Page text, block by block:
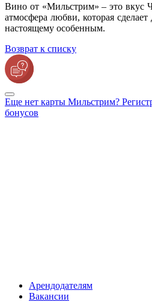
Вино от «Мильстрим» – это вкус
атмосфера любви, которая
настоящему особенным.
Возврат к списку
Еще нет карты Мильстрим?
бонусов
Арендодателям
Вакансии